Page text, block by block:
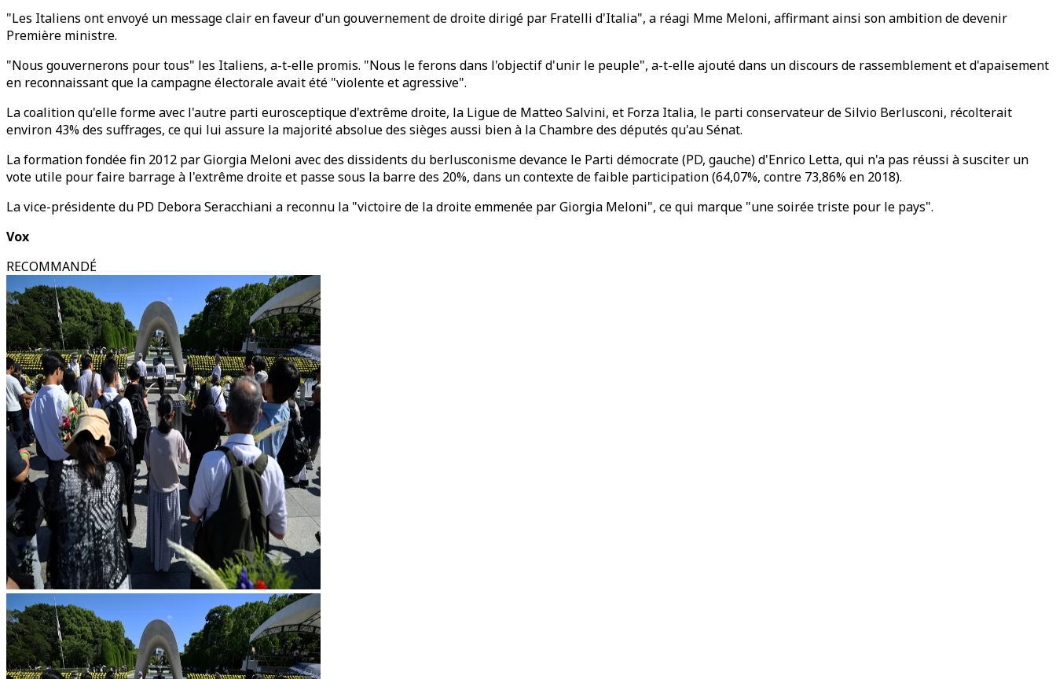
"Les Italiens ont envoyé un message clair en faveur d'un gouvernement de droite dirigé par Fratelli d'Italia", a réagi Mme Meloni, affirmant ainsi son ambition de devenir
Première ministre.
"Nous gouvernerons pour tous" les Italiens, a-t-elle promis. "Nous le ferons dans l'objectif d'unir le peuple", a-t-elle ajouté dans un discours de rassemblement et d'apaisement
en reconnaissant que la campagne électorale avait été "violente et agressive".
La coalition qu'elle forme avec l'autre parti eurosceptique d'extrême droite, la Ligue de Matteo Salvini, et Forza Italia, le parti conservateur de Silvio Berlusconi, récolterait
environ 43% des suffrages, ce qui lui assure la majorité absolue des sièges aussi bien à la Chambre des députés qu'au Sénat.
La formation fondée fin 2012 par Giorgia Meloni avec des dissidents du berlusconisme devance le Parti démocrate (PD, gauche) d'Enrico Letta, qui n'a pas réussi à susciter un
vote utile pour faire barrage à l'extrême droite et passe sous la barre des 20%, dans un contexte de faible participation (64,07%, contre 73,86% en 2018).
La vice-présidente du PD Debora Seracchiani a reconnu la "victoire de la droite emmenée par Giorgia Meloni", ce qui marque "une soirée triste pour le pays".
Vox
RECOMMANDÉ